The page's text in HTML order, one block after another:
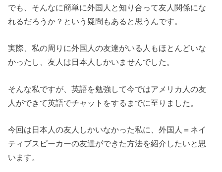
でも、そんなに簡単に外国人と知り合って友人関係にな
れるだろうか？という疑問もあると思うんです。
実際、私の周りに外国人の友達がいる人もほとんどいな
かったし、友人は日本人しかいませんでした。
そんな私ですが、英語を勉強して今ではアメリカ人の友
人ができて英語でチャットをするまでに至りました。
今回は日本人の友人しかいなかった私に、外国人＝ネイ
ティブスピーカーの友達ができた方法を紹介したいと思
います。